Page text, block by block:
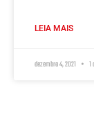
LEIA MAIS
dezembro 4, 2021 1